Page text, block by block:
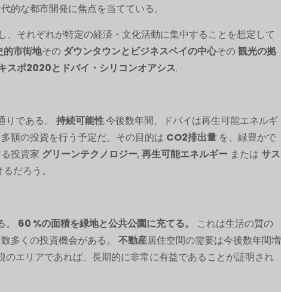
的な都市開発に焦点を当てている。
それぞれが特定の経済・文化活動に集中することを想定して
的市街地その ダウンタウンとビジネスベイの中心その観光の拠
スポ2020とドバイ・シリコンオアシス.
である。 持続可能性.今後数年間、ドバイは再生可能エネルギ
額の投資を行う予定だ。その目的は CO2排出量 を、緑豊かで
投資家 グリーンテクノロジー,再生可能エネルギー または サス
だろう。
60 %の面積を緑地と公共公園に充てる。
これは生活の質の
多くの投資機会がある。 不動産居住空間の需要は今後数年間増
のエリアであれば、長期的に非常に有益であることが証明され